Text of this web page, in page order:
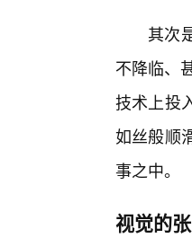
其次
不降临、
技术上投
如丝般顺
事之中。
视觉的